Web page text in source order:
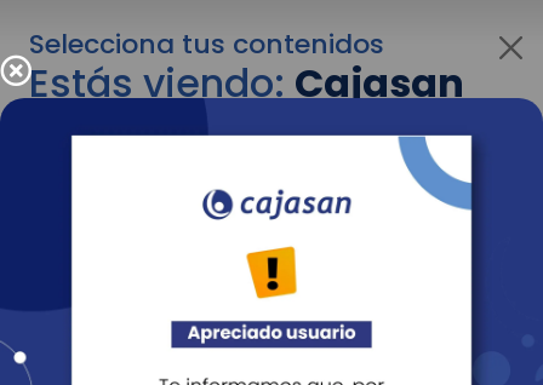
Selecciona tus contenidos
Estás viendo:Cajasan
para empresas
Para cambiar al contenido de tu interés más
adelante recuerda utilizar el menú
Entendido